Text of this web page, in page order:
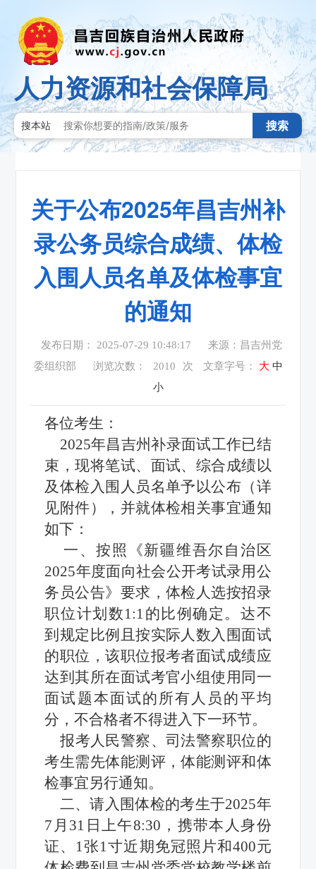
人力资源和社会保障局
搜本站 搜索
关于公布2025年昌吉州补
录公务员综合成绩、体检
入围人员名单及体检事宜
的通知
发布日期： 2025-07-29 10:48:17
来源：昌吉州党
委组织部
浏览次数： 2010 次 文章字号： 大 中
小
各位考生：
2025年昌吉州补录面试工作已结
束，现将笔试、面试、综合成绩以
及体检入围人员名单予以公布（详
见附件），并就体检相关事宜通知
如下：
一、按照《新疆维吾尔自治区
2025年度面向社会公开考试录用公
务员公告》要求，体检人选按招录
职位计划数1:1的比例确定。达不
到规定比例且按实际人数入围面试
的职位，该职位报考者面试成绩应
达到其所在面试考官小组使用同一
面试题本面试的所有人员的平均
分，不合格者不得进入下一环节。
报考人民警察、司法警察职位的
考生需先体能测评，体能测评和体
检事宜另行通知。
二、请入围体检的考生于2025年
7月31日上午8:30，携带本人身份
证、1张1寸近期免冠照片和400元